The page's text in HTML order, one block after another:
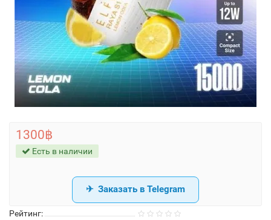
Рейтинг:
1300฿
Есть в наличии
Заказать в Telegram